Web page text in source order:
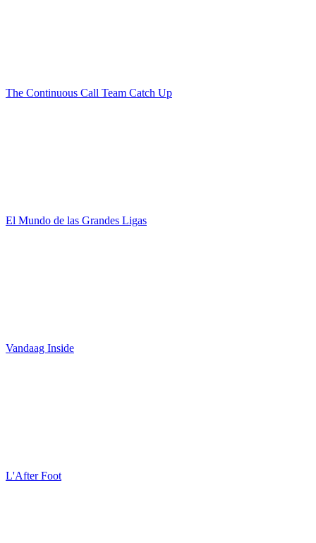
The Continuous Call Team Catch Up
El Mundo de las Grandes Ligas
Vandaag Inside
L'After Foot